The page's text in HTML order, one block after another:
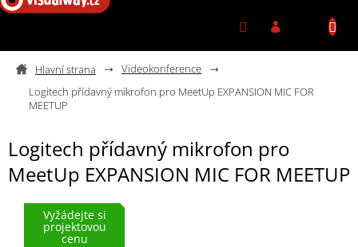
Přejít na obsah
Videokonference
Logitech přídavný mikrofon pro MeetUp EXPANSION MIC FOR
MEETUP
Logitech přídavný mikrofon pro
MeetUp EXPANSION MIC FOR MEETUP
Vyžádejte si
projektovou
cenu